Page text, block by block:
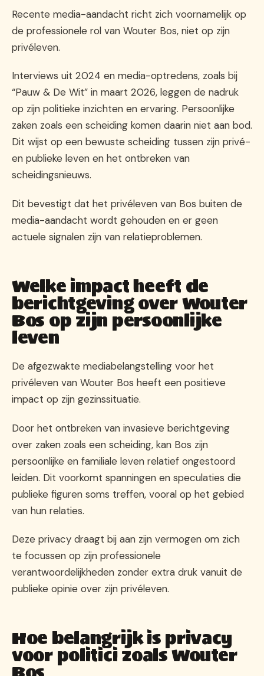
Recente media-aandacht richt zich voornamelijk op
de professionele rol van Wouter Bos, niet op zijn
privéleven.
Interviews uit 2024 en media-optredens, zoals bij
“Pauw & De Wit” in maart 2026, leggen de nadruk
op zijn politieke inzichten en ervaring. Persoonlijke
zaken zoals een scheiding komen daarin niet aan bod.
Dit wijst op een bewuste scheiding tussen zijn privé-
en publieke leven en het ontbreken van
scheidingsnieuws.
Dit bevestigt dat het privéleven van Bos buiten de
media-aandacht wordt gehouden en er geen
actuele signalen zijn van relatieproblemen.
Welke impact heeft de
berichtgeving over Wouter
Bos op zijn persoonlijke
leven
De afgezwakte mediabelangstelling voor het
privéleven van Wouter Bos heeft een positieve
impact op zijn gezinssituatie.
Door het ontbreken van invasieve berichtgeving
over zaken zoals een scheiding, kan Bos zijn
persoonlijke en familiale leven relatief ongestoord
leiden. Dit voorkomt spanningen en speculaties die
publieke figuren soms treffen, vooral op het gebied
van hun relaties.
Deze privacy draagt bij aan zijn vermogen om zich
te focussen op zijn professionele
verantwoordelijkheden zonder extra druk vanuit de
publieke opinie over zijn privéleven.
Hoe belangrijk is privacy
voor politici zoals Wouter